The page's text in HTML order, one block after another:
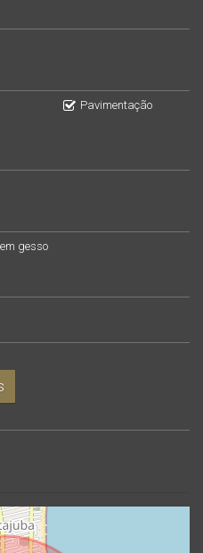
quem deseja morar bem,
de espaços.
Pavimentação
gesso